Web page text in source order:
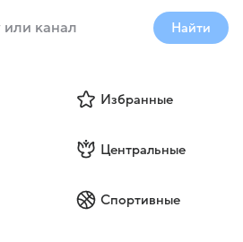
Найти
Избранные
Центральные
Спортивные